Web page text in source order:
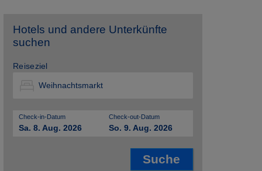
Hotels und andere Unterkünfte
suchen
Reiseziel
Check-in-Datum
Sa. 8. Aug. 2026
Check-out-Datum
So. 9. Aug. 2026